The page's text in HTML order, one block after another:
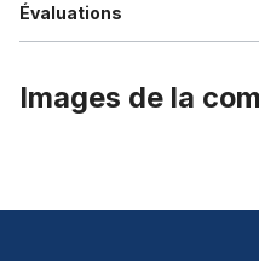
Évaluations
Images de la